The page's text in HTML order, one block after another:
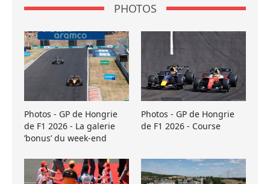
PHOTOS
Photos - GP de Hongrie
de F1 2026 - La galerie
’bonus’ du week-end
Photos - GP de Hongrie
de F1 2026 - Course